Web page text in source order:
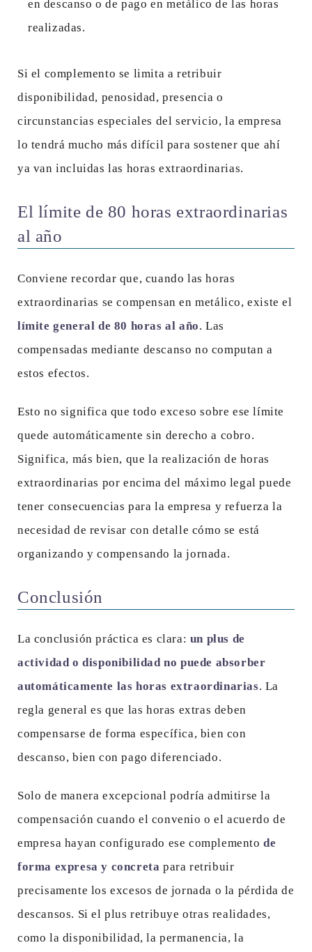
en descanso o de pago en metálico de las horas
realizadas.
Si el complemento se limita a retribuir
disponibilidad, penosidad, presencia o
circunstancias especiales del servicio, la empresa
lo tendrá mucho más difícil para sostener que ahí
ya van incluidas las horas extraordinarias.
El límite de 80 horas extraordinarias
al año
Conviene recordar que, cuando las horas
extraordinarias se compensan en metálico, existe el
límite general de 80 horas al año. Las
compensadas mediante descanso no computan a
estos efectos.
Esto no significa que todo exceso sobre ese límite
quede automáticamente sin derecho a cobro.
Significa, más bien, que la realización de horas
extraordinarias por encima del máximo legal puede
tener consecuencias para la empresa y refuerza la
necesidad de revisar con detalle cómo se está
organizando y compensando la jornada.
Conclusión
La conclusión práctica es clara: un plus de
actividad o disponibilidad no puede absorber
automáticamente las horas extraordinarias. La
regla general es que las horas extras deben
compensarse de forma específica, bien con
descanso, bien con pago diferenciado.
Solo de manera excepcional podría admitirse la
compensación cuando el convenio o el acuerdo de
empresa hayan configurado ese complementode
forma expresa y concreta para retribuir
precisamente los excesos de jornada o la pérdida de
descansos. Si el plus retribuye otras realidades,
como la disponibilidad, la permanencia, la